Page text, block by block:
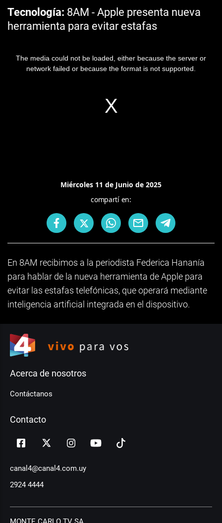
Tecnología 8AM - Apple presenta nueva
herramienta para evitar estafas
The media could not be loaded, either because the server or
network failed or because the format is not supported.
Miércoles 11 de Junio de 2025
compartí en:
En 8AM recibimos a la periodista Federica Hananía
para hablar de la nueva herramienta de Apple para
evitar las estafas telefónicas, que operará mediante
inteligencia artificial integrada en el dispositivo.
Acerca de nosotros
Contáctanos
Contacto
canal4@canal4.com.uy
2924 4444